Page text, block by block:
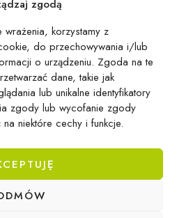
zgodą
korzystamy z
do przechowywania i/lub
o urządzeniu. Zgoda na te
dane, takie jak
lub unikalne identyfikatory
zgody lub wycofanie zgody
na niektóre cechy i funkcje.